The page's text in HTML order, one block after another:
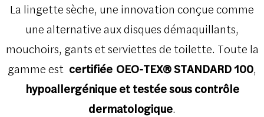
La lingette sèche, une innovation conçue comme
une alternative aux disques démaquillants,
mouchoirs, gants et serviettes de toilette. Toute la
gamme est certifiée OEO-TEX® STANDARD 100,
hypoallergénique ettestée sous contrôle
dermatologique.